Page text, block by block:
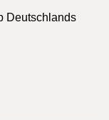
Deutschlands